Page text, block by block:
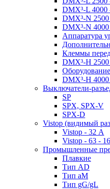
DMX³-L 4000
DMX³-N
DMX³-N
Аппаратура
Клеммы
DMX³-H
DMX³-H
Выключатели-
SP
SPX, SPX-V
SPX-D
Vistop (видимый
Vistop - 32 А
Vistop - 63 -
Промышленные
Плавкие
Тип AD
Тип aM
Тип gG/gL